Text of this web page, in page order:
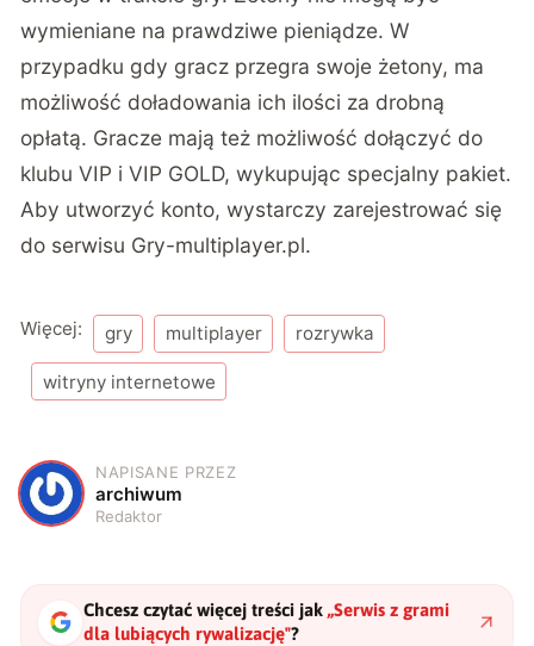
wymieniane na prawdziwe pieniądze. W
przypadku gdy gracz przegra swoje żetony, ma
możliwość doładowania ich ilości za drobną
opłatą. Gracze mają też możliwość dołączyć do
klubu VIP i VIP GOLD, wykupując specjalny pakiet.
Aby utworzyć konto, wystarczy zarejestrować się
do serwisu Gry-multiplayer.pl.
Więcej: gry multiplayer rozrywka
witryny internetowe
A
NAPISANE PRZEZ
archiwum
Redaktor
Chcesz czytać więcej treści jak „Serwis z grami
dla lubiących rywalizację"?